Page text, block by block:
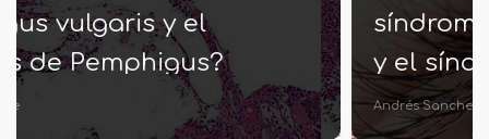
síndrome de Hermansky-Pudlak
y el síndrome de Chediak